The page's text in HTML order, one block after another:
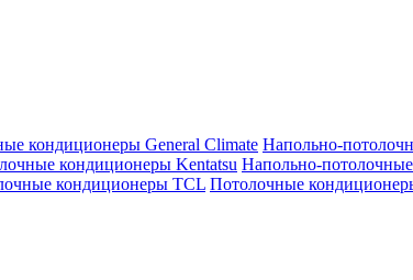
кондиционеры General Climate Напольно-
кондиционеры Kentatsu Напольно-
кондиционеры TCL Потолочные